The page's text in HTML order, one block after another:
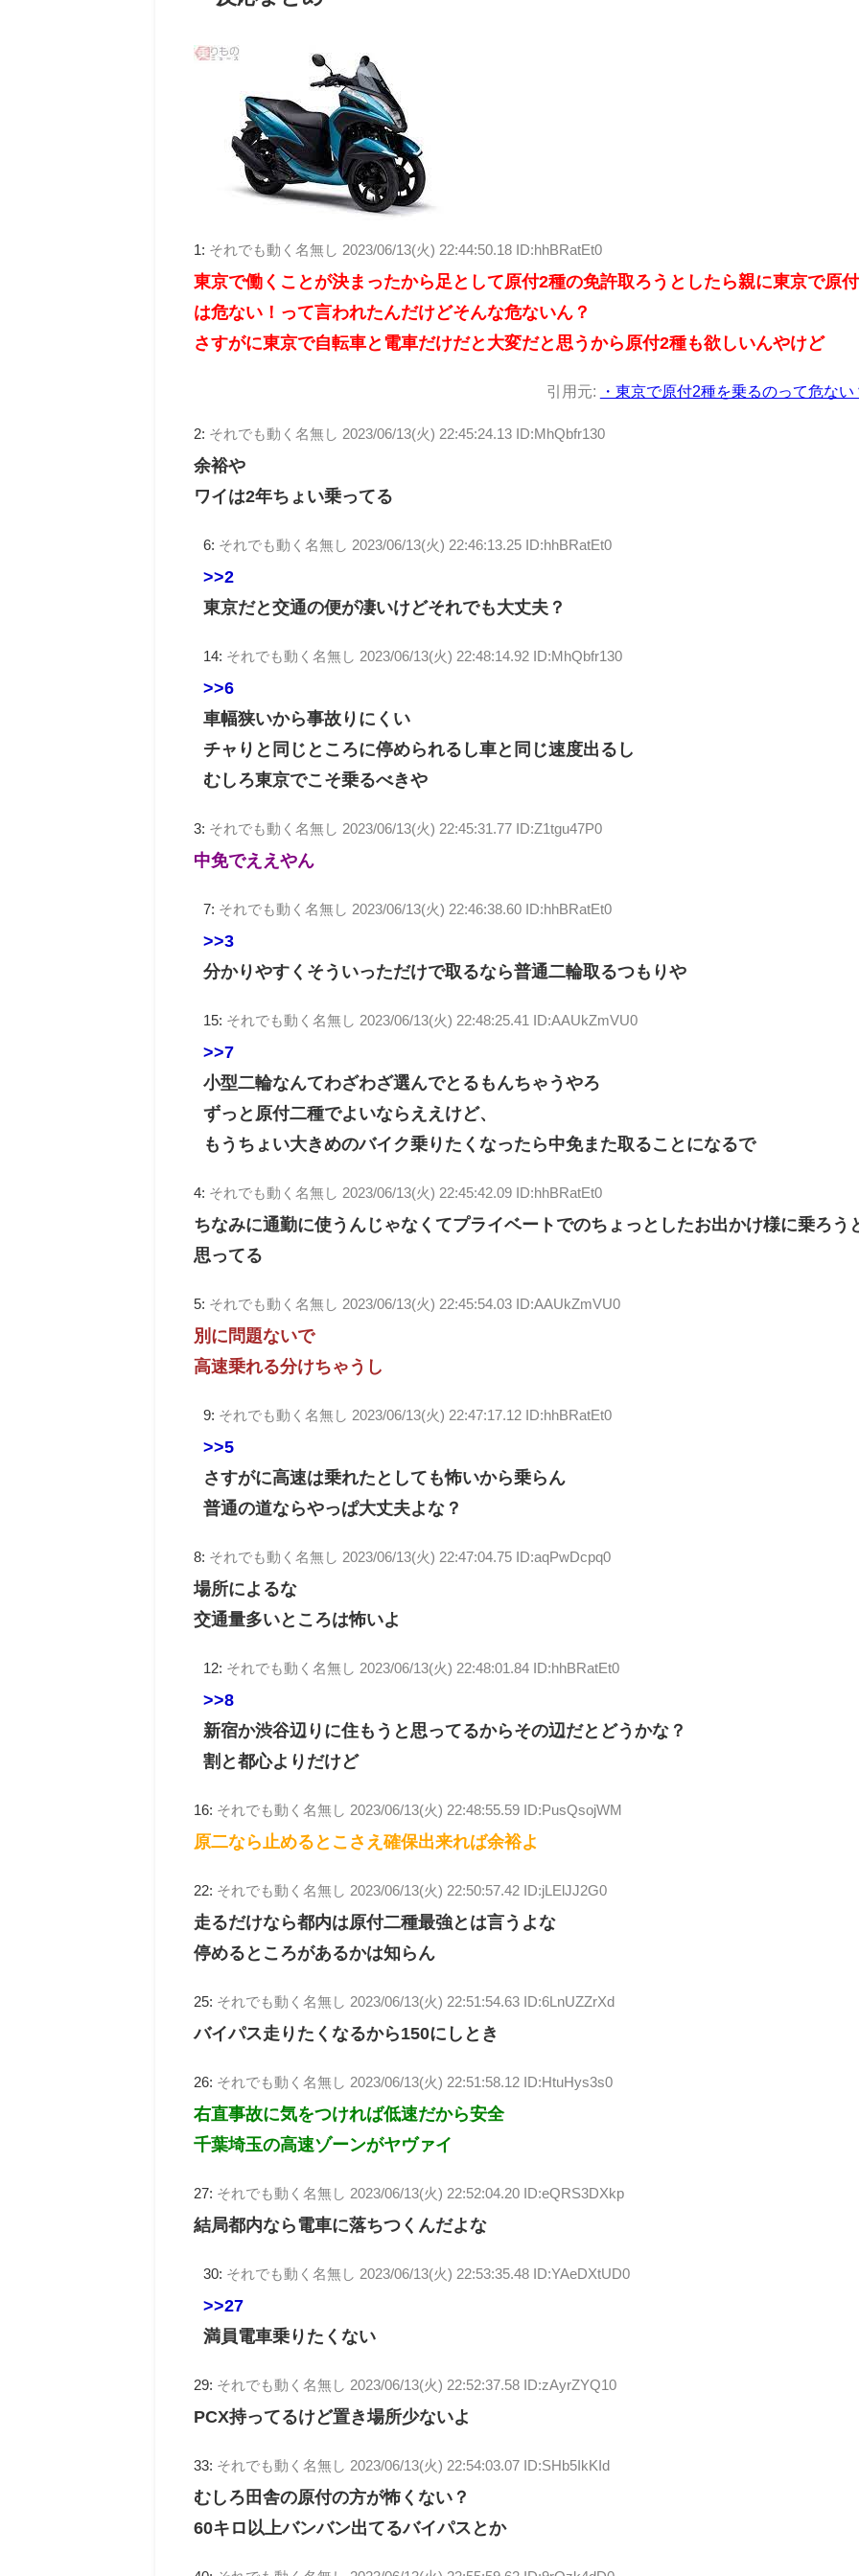
1: それでも動く名無し 2023/06/13(火) 22:44:50.18 ID:hhBRatEt0
東京で働くことが決まったから足として原付2種の免許取ろうとしたら親に東京で原付
は危ない！って言われたんだけどそんな危ないん？
さすがに東京で自転車と電車だけだと大変だと思うから原付2種も欲しいんやけど
引用元: ・東京で原付2種を乗るのって危ない
2: それでも動く名無し 2023/06/13(火) 22:45:24.13 ID:MhQbfr130
余裕や
ワイは2年ちょい乗ってる
6: それでも動く名無し 2023/06/13(火) 22:46:13.25 ID:hhBRatEt0
>>2
東京だと交通の便が凄いけどそれでも大丈夫？
14: それでも動く名無し 2023/06/13(火) 22:48:14.92 ID:MhQbfr130
>>6
車幅狭いから事故りにくい
チャりと同じところに停められるし車と同じ速度出るし
むしろ東京でこそ乗るべきや
3: それでも動く名無し 2023/06/13(火) 22:45:31.77 ID:Z1tgu47P0
中免でええやん
7: それでも動く名無し 2023/06/13(火) 22:46:38.60 ID:hhBRatEt0
>>3
分かりやすくそういっただけで取るなら普通二輪取るつもりや
15: それでも動く名無し 2023/06/13(火) 22:48:25.41 ID:AAUkZmVU0
>>7
小型二輪なんてわざわざ選んでとるもんちゃうやろ
ずっと原付二種でよいならええけど、
もうちょい大きめのバイク乗りたくなったら中免また取ることになるで
4: それでも動く名無し 2023/06/13(火) 22:45:42.09 ID:hhBRatEt0
ちなみに通勤に使うんじゃなくてプライベートでのちょっとしたお出かけ様に乗ろう
思ってる
5: それでも動く名無し 2023/06/13(火) 22:45:54.03 ID:AAUkZmVU0
別に問題ないで
高速乗れる分けちゃうし
9: それでも動く名無し 2023/06/13(火) 22:47:17.12 ID:hhBRatEt0
>>5
さすがに高速は乗れたとしても怖いから乗らん
普通の道ならやっぱ大丈夫よな？
8: それでも動く名無し 2023/06/13(火) 22:47:04.75 ID:aqPwDcpq0
場所によるな
交通量多いところは怖いよ
12: それでも動く名無し 2023/06/13(火) 22:48:01.84 ID:hhBRatEt0
>>8
新宿か渋谷辺りに住もうと思ってるからその辺だとどうかな？
割と都心よりだけど
16: それでも動く名無し 2023/06/13(火) 22:48:55.59 ID:PusQsojWM
原二なら止めるとこさえ確保出来れば余裕よ
22: それでも動く名無し 2023/06/13(火) 22:50:57.42 ID:jLElJJ2G0
走るだけなら都内は原付二種最強とは言うよな
停めるところがあるかは知らん
25: それでも動く名無し 2023/06/13(火) 22:51:54.63 ID:6LnUZZrXd
バイパス走りたくなるから150にしとき
26: それでも動く名無し 2023/06/13(火) 22:51:58.12 ID:HtuHys3s0
右直事故に気をつければ低速だから安全
千葉埼玉の高速ゾーンがヤヴァイ
27: それでも動く名無し 2023/06/13(火) 22:52:04.20 ID:eQRS3DXkp
結局都内なら電車に落ちつくんだよな
30: それでも動く名無し 2023/06/13(火) 22:53:35.48 ID:YAeDXtUD0
>>27
満員電車乗りたくない
29: それでも動く名無し 2023/06/13(火) 22:52:37.58 ID:zAyrZYQ10
PCX持ってるけど置き場所少ないよ
33: それでも動く名無し 2023/06/13(火) 22:54:03.07 ID:SHb5IkKId
むしろ田舎の原付の方が怖くない？
60キロ以上バンバン出てるバイパスとか